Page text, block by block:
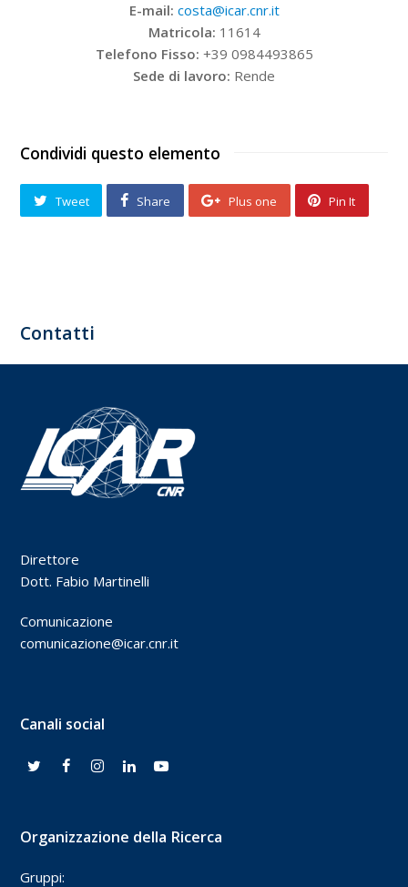
E-mail: costa@icar.cnr.it
Matricola: 11614
Telefono Fisso: +39 0984493865
Sede di lavoro: Rende
Condividi questo elemento
Tweet Share Plus one Pin It
Contatti
Direttore
Dott. Fabio Martinelli
Comunicazione
comunicazione@icar.cnr.it
Canali social
Organizzazione della Ricerca
Gruppi: